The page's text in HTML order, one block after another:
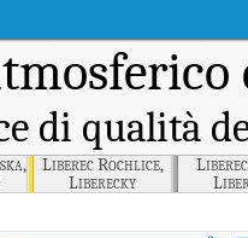
di qualità
Liberec Rochlice,
Liberecky